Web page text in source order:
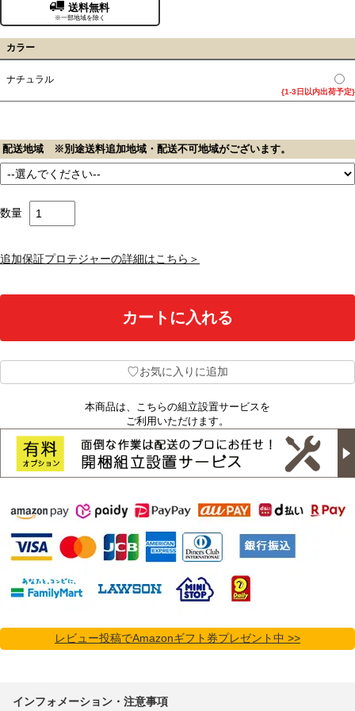
送料無料
※一部地域を除く
カラー
ナチュラル
{1-3日以内出荷予定}
配送地域 ※別途送料追加地域・配送不可地域がございます。
数量
追加保証プロテジャーの詳細はこちら＞
♡お気に入りに追加
本商品は、こちらの組立設置サービスを
ご利用いただけます。
レビュー投稿でAmazonギフト券プレゼント中 >>
インフォメーション・注意事項